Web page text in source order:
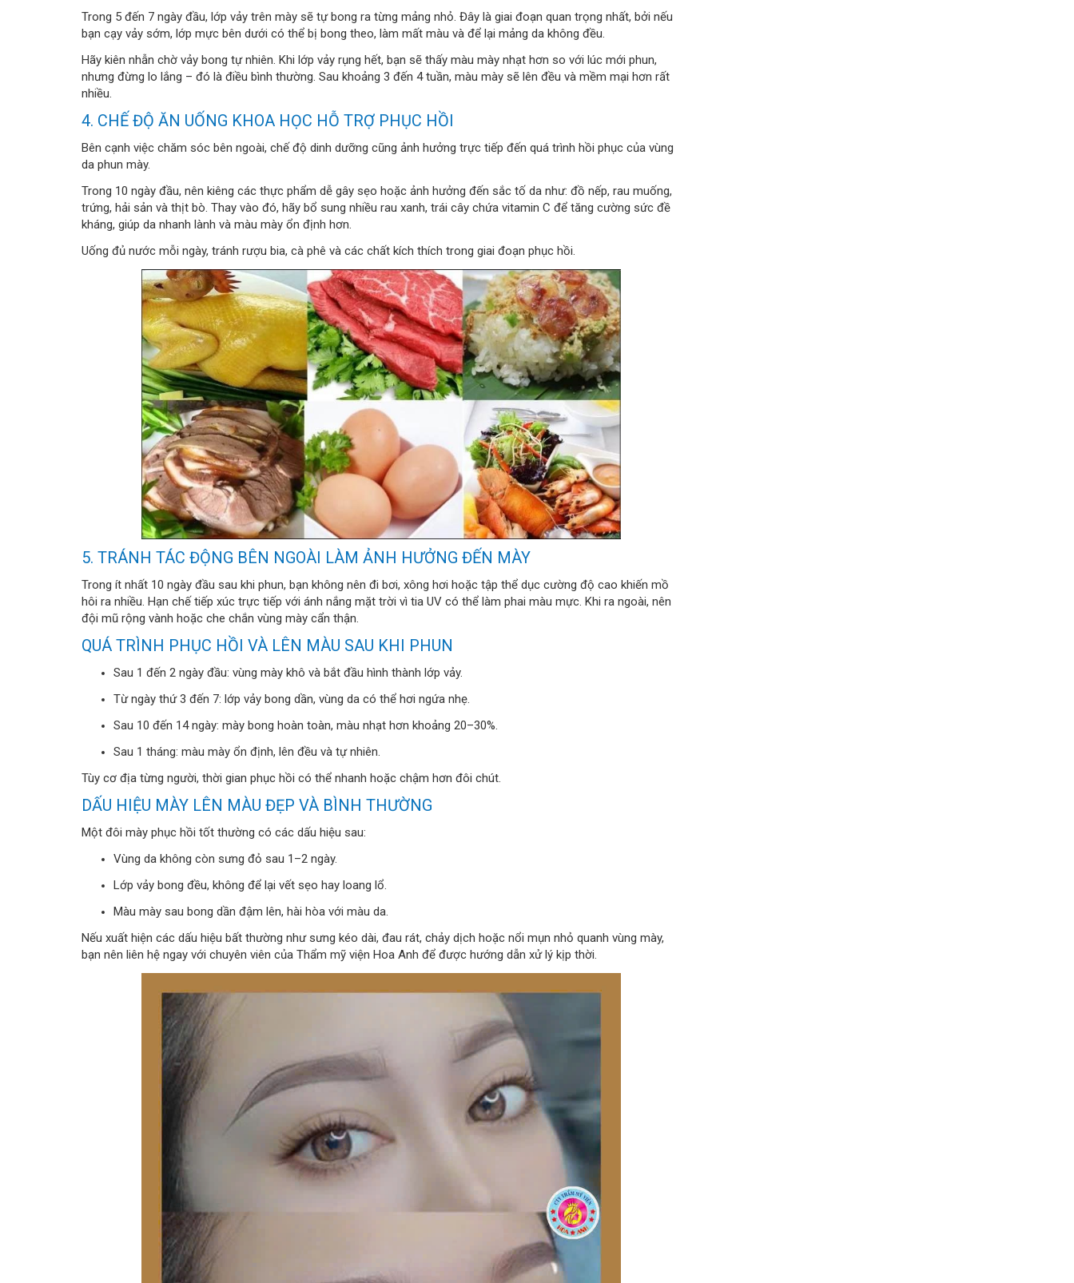
Trong 5 đến 7 ngày đầu, lớp vảy trên mày sẽ tự bong ra từng mảng nhỏ. Đây là giai đoạn quan trọng nhất, bởi nếu
bạn cạy vảy sớm, lớp mực bên dưới có thể bị bong theo, làm mất màu và để lại mảng da không đều.
Hãy kiên nhẫn chờ vảy bong tự nhiên. Khi lớp vảy rụng hết, bạn sẽ thấy màu mày nhạt hơn so với lúc mới phun,
nhưng đừng lo lắng – đó là điều bình thường. Sau khoảng 3 đến 4 tuần, màu mày sẽ lên đều và mềm mại hơn rất
nhiều.
4. CHẾ ĐỘ ĂN UỐNG KHOA HỌC HỖ TRỢ PHỤC HỒI
Bên cạnh việc chăm sóc bên ngoài, chế độ dinh dưỡng cũng ảnh hưởng trực tiếp đến quá trình hồi phục của vùng
da phun mày.
Trong 10 ngày đầu, nên kiêng các thực phẩm dễ gây sẹo hoặc ảnh hưởng đến sắc tố da như: đồ nếp, rau muống,
trứng, hải sản và thịt bò. Thay vào đó, hãy bổ sung nhiều rau xanh, trái cây chứa vitamin C để tăng cường sức đề
kháng, giúp da nhanh lành và màu mày ổn định hơn.
Uống đủ nước mỗi ngày, tránh rượu bia, cà phê và các chất kích thích trong giai đoạn phục hồi.
5. TRÁNH TÁC ĐỘNG BÊN NGOÀI LÀM ẢNH HƯỞNG ĐẾN MÀY
Trong ít nhất 10 ngày đầu sau khi phun, bạn không nên đi bơi, xông hơi hoặc tập thể dục cường độ cao khiến mồ
hôi ra nhiều. Hạn chế tiếp xúc trực tiếp với ánh nắng mặt trời vì tia UV có thể làm phai màu mực. Khi ra ngoài, nên
đội mũ rộng vành hoặc che chắn vùng mày cẩn thận.
QUÁ TRÌNH PHỤC HỒI VÀ LÊN MÀU SAU KHI PHUN
Sau 1 đến 2 ngày đầu: vùng mày khô và bắt đầu hình thành lớp vảy.
Từ ngày thứ 3 đến 7: lớp vảy bong dần, vùng da có thể hơi ngứa nhẹ.
Sau 10 đến 14 ngày: mày bong hoàn toàn, màu nhạt hơn khoảng 20–30%.
Sau 1 tháng: màu mày ổn định, lên đều và tự nhiên.
Tùy cơ địa từng người, thời gian phục hồi có thể nhanh hoặc chậm hơn đôi chút.
DẤU HIỆU MÀY LÊN MÀU ĐẸP VÀ BÌNH THƯỜNG
Một đôi mày phục hồi tốt thường có các dấu hiệu sau:
Vùng da không còn sưng đỏ sau 1–2 ngày.
Lớp vảy bong đều, không để lại vết sẹo hay loang lổ.
Màu mày sau bong dần đậm lên, hài hòa với màu da.
Nếu xuất hiện các dấu hiệu bất thường như sưng kéo dài, đau rát, chảy dịch hoặc nổi mụn nhỏ quanh vùng mày,
bạn nên liên hệ ngay với chuyên viên của Thẩm mỹ viện Hoa Anh để được hướng dẫn xử lý kịp thời.